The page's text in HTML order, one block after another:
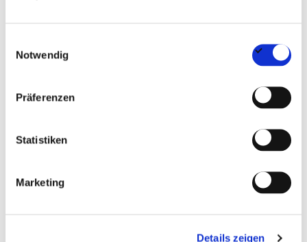
Notwendig
Präferenzen
Statistiken
Marketing
Details zeigen
Freude an der Zusammenarbeit in einem
modernen und innovationsorientierten Umfeld
und wirtschaftlich erfolgreichen Notariat